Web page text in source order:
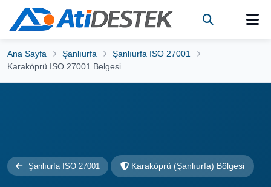
Ana Sayfa Şanlıurfa
Şanlıurfa ISO 27001
Karaköprü ISO 27001 Belgesi
Şanlıurfa ISO 27001 Karaköprü (Şanlıurfa) Bölgesi